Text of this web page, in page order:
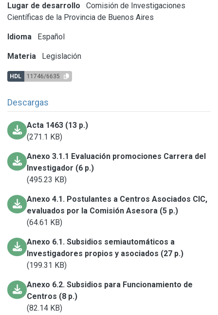
Lugar de desarrollo
Comisión de Investigaciones
Científicas de la Provincia de Buenos Aires
Idioma Español
Materia Legislación
HDL 11746/6635
Descargas
Acta 1463 (13 p.)
(271.1 KB)
Anexo 3.1.1 Evaluación promociones Carrera del
Investigador (6 p.)
(495.23 KB)
Anexo 4.1. Postulantes a Centros Asociados CIC,
evaluados por la Comisión Asesora (5 p.)
(64.61 KB)
Anexo 6.1. Subsidios semiautomáticos a
Investigadores propios y asociados (27 p.)
(199.31 KB)
Anexo 6.2. Subsidios para Funcionamiento de
Centros (8 p.)
(82.14 KB)